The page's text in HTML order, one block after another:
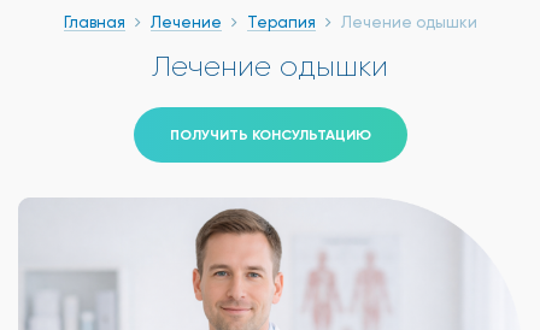
Главная Лечение Терапия Лечение одышки
Лечение одышки
ПОЛУЧИТЬ КОНСУЛЬТАЦИЮ